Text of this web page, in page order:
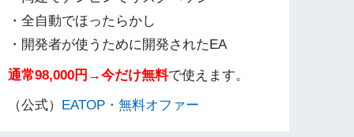
・全自動でほったらかし
・開発者が使うために開発されたEA
通常98,000円→今だけ無料で使えます。
（公式） EATOP・無料オファー